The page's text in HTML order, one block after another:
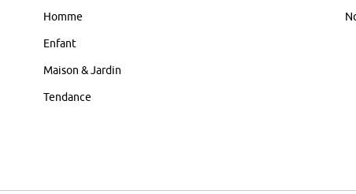
Homme
Enfant
Maison & Jardin
Tendance